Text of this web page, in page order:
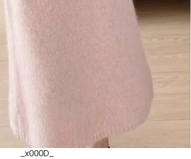
_x000D_